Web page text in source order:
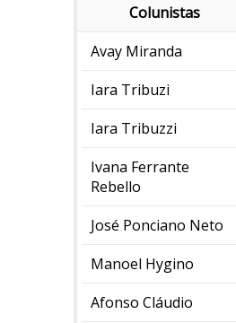
Colunistas
Avay Miranda
Iara Tribuzi
Iara Tribuzzi
Ivana Ferrante
Rebello
José Ponciano Neto
Manoel Hygino
Afonso Cláudio